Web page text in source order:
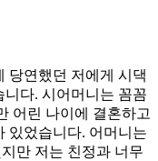
당연했던 저에게 시댁
다. 시어머니는 꼼꼼
어린 나이에 결혼하고
있었습니다. 어머니는
만 저는 친정과 너무